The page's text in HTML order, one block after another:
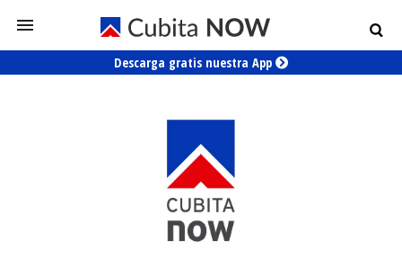
Descarga gratis nuestra App